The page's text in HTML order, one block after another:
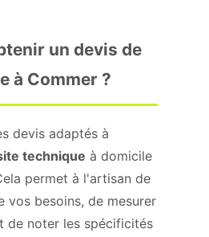
un devis de
à Commer ?
devis adaptés à
technique à domicile
permet à l'artisan de
vos besoins, de mesurer
de noter les spécificités